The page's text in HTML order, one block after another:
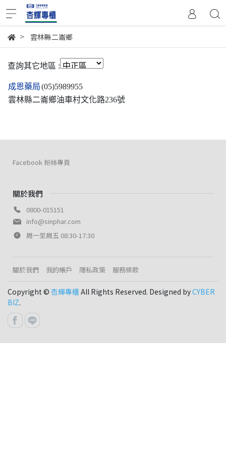
雲林縣二崙鄉
查詢其它地區 :
成恩藥局(05)5989955
雲林縣二崙鄉油車村文化路236號
關於我們
0800-015151
info@sinphar.com
周一至周五 08:30-17:30
關於我們 我的帳戶 隱私政策 服務條款
Facebook 粉絲專頁
Copyright © 杏輝專櫃 All Rights Reserved. Designed byCYBER
BIZ.